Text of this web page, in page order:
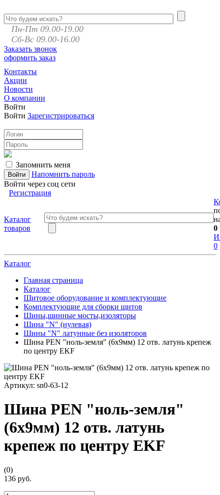
Пн-Пт 09.00-19.00
Сб-Вс 09.00-16.00
Заказать звонок
оформить заказ
Контакты
Акции
Новости
О компании
Войти
Войти Зарегистрироваться
Запомнить меня
Напомнить пароль
Войти через соц сети
Регистрация
Каталог
товаров
0
0
Каталог
Главная страница
Каталог
Щитовое оборудование и комплектующие
Комплектующие для сборки щитов
Шины,шинные мосты,изоляторы
Шина "N" (нулевая)
Шины "N" латунные без изоляторов
Шина PEN "ноль-земля" (6x9мм) 12 отв. латунь крепеж
по центру EKF
Артикул: sn0-63-12
Шина PEN "ноль-земля"
(6x9мм) 12 отв. латунь
крепеж по центру EKF
(0)
136 руб.